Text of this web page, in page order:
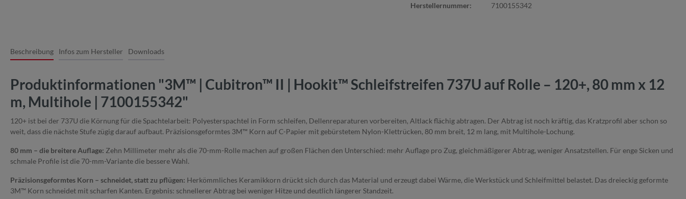
Herstellernummer:
7100155342
Beschreibung Infos zum Hersteller Downloads
Produktinformationen "3M™ | Cubitron™ II | Hookit™ Schleifstreifen 737U auf Rolle – 120+, 80 mm x 12
m, Multihole | 7100155342"
120+ ist bei der 737U die Körnung für die Spachtelarbeit: Polyesterspachtel in Form schleifen, Dellenreparaturen vorbereiten, Altlack flächig abtragen. Der Abtrag ist noch kräftig, das Kratzprofil aber schon so
weit, dass die nächste Stufe zügig darauf aufbaut. Präzisionsgeformtes 3M™ Korn auf C-Papier mit gebürstetem Nylon-Klettrücken, 80 mm breit, 12 m lang, mit Multihole-Lochung.
80 mm – die breitere Auflage: Zehn Millimeter mehr als die 70-mm-Rolle machen auf großen Flächen den Unterschied: mehr Auflage pro Zug, gleichmäßigerer Abtrag, weniger Ansatzstellen. Für enge Sicken und
schmale Profile ist die 70-mm-Variante die bessere Wahl.
Präzisionsgeformtes Korn – schneidet, statt zu pflügen: Herkömmliches Keramikkorn drückt sich durch das Material und erzeugt dabei Wärme, die Werkstück und Schleifmittel belastet. Das dreieckig geformte
3M™ Korn schneidet mit scharfen Kanten. Ergebnis: schnellerer Abtrag bei weniger Hitze und deutlich längerer Standzeit.